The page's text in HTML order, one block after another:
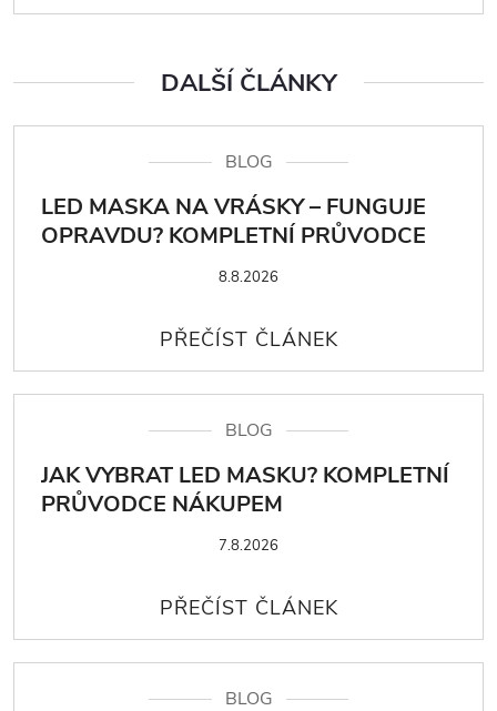
DALŠÍ ČLÁNKY
BLOG
LED MASKA NA VRÁSKY – FUNGUJE
OPRAVDU? KOMPLETNÍ PRŮVODCE
8.8.2026
BLOG
JAK VYBRAT LED MASKU? KOMPLETNÍ
PRŮVODCE NÁKUPEM
7.8.2026
BLOG